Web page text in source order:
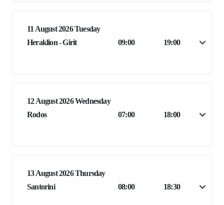
11 August 2026 Tuesday
Heraklion - Girit
09:00 19:00
12 August 2026 Wednesday
Rodos
07:00 18:00
13 August 2026 Thursday
Santorini
08:00 18:30